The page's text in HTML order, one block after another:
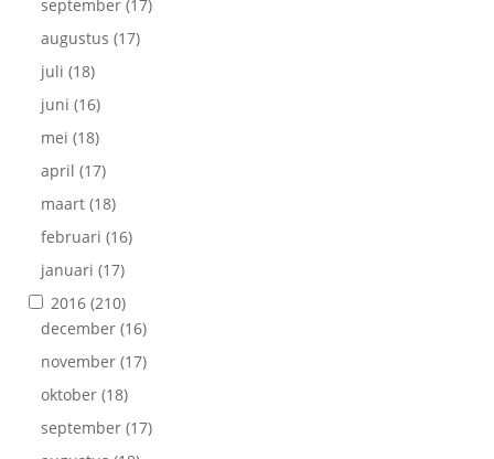
september (17)
augustus (17)
juli (18)
juni (16)
mei (18)
april (17)
maart (18)
februari (16)
januari (17)
2016 (210)
december (16)
november (17)
oktober (18)
september (17)